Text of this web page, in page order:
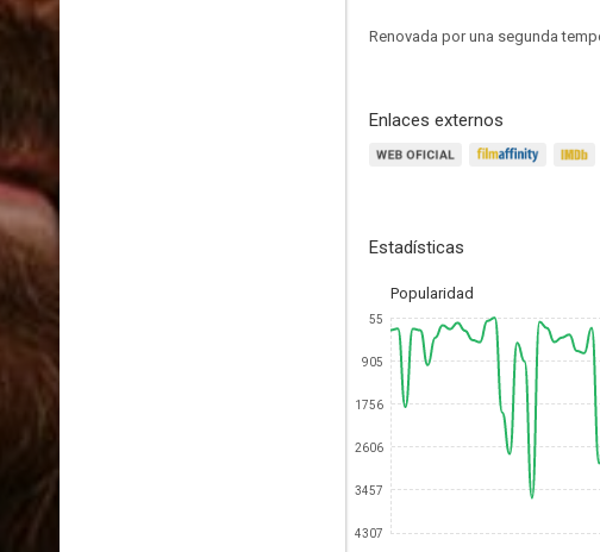
Renovada por una segunda
Enlaces externos
Estadísticas
Popularidad
55
905
1756
2606
3457
4307